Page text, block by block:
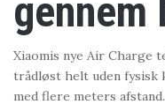
gennem
Xiaomis nye Air Charge
trådløst helt uden fysisk
med flere meters afstand.